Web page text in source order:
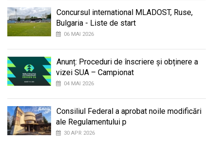
Concursul international MLADOST, Ruse,
Bulgaria - Liste de start
06 MAI 2026
Anunț: Proceduri de înscriere și obținere a
vizei SUA – Campionat
04 MAI 2026
Consiliul Federal a aprobat noile modificări
ale Regulamentului p
30 APR 2026